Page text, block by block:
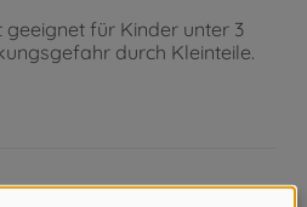
geeignet für Kinder unter 3
durch Kleinteile.